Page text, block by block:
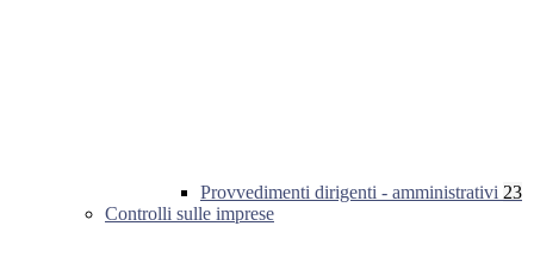
Provvedimenti dirigenti - amministrativi 23
Controlli sulle imprese